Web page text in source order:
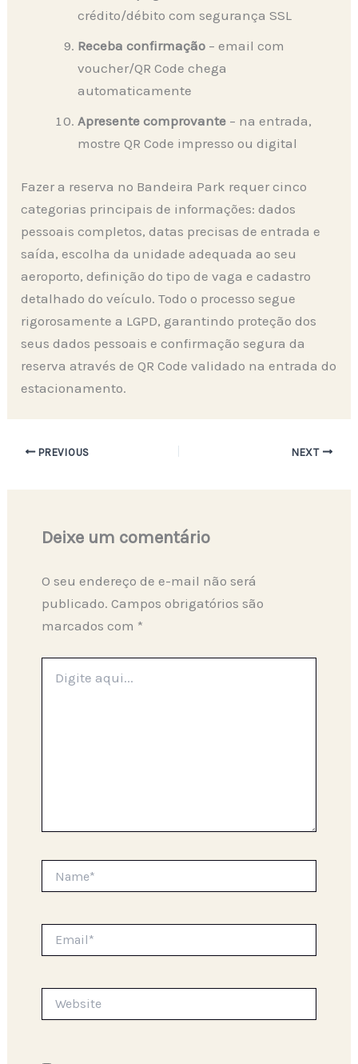
crédito/débito com segurança SSL
Receba confirmação – email com
voucher/QR Code chega
automaticamente
Apresente comprovante – na entrada,
mostre QR Code impresso ou digital
Fazer a reserva no Bandeira Park requer cinco
categorias principais de informações: dados
pessoais completos, datas precisas de entrada e
saída, escolha da unidade adequada ao seu
aeroporto, definição do tipo de vaga e cadastro
detalhado do veículo. Todo o processo segue
rigorosamente a LGPD, garantindo proteção dos
seus dados pessoais e confirmação segura da
reserva através de QR Code validado na entrada do
estacionamento.
PREVIOUS NEXT
Deixe um comentário
O seu endereço de e-mail não será
publicado. Campos obrigatórios são
marcados com *
aqui...